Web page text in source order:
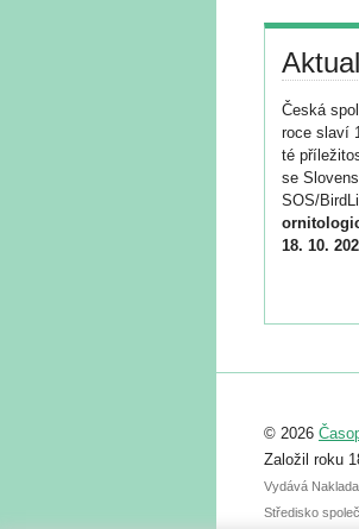
Česká
roce slaví
té
se
SOS/
18. 10.
abstraktu
posteru je
© 2026
Založil roku
Vydává
Středisko